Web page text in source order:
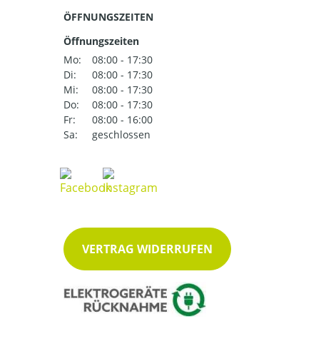
ÖFFNUNGSZEITEN
Öffnungszeiten
Mo:
08:00 - 17:30
Di:
08:00 - 17:30
Mi:
08:00 - 17:30
Do:
08:00 - 17:30
Fr:
08:00 - 16:00
Sa:
geschlossen
VERTRAG WIDERRUFEN